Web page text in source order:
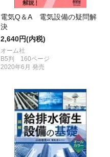
電気Q＆A 電気設備の疑問解
決
2,640円(内税)
オーム社
B5判 160ページ
2020年6月 発売